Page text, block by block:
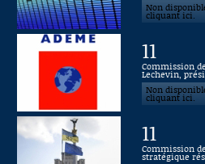
AIDE À LA DÉCOUPE
DE VIDÉOS
Non
cliquant ici.
11
Commission
Lechevin,
Non
cliquant ici.
11
Commission
stratégique